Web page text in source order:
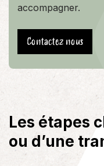
accompagner.
Contactez nous
Les étapes
ou d’une